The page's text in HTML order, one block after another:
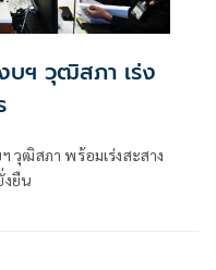
บฯ วุฒิสภา เร่ง
วุฒิสภา พร้อมเร่งสะสาง
งยืน